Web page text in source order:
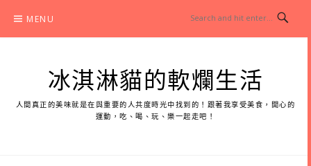
content
MENU
冰淇淋貓的軟爛生活
人間真正的美味就是在與重要的人共度時光中找到的！跟著我享受美食，開心的
運動，吃、喝、玩、樂一起走吧！